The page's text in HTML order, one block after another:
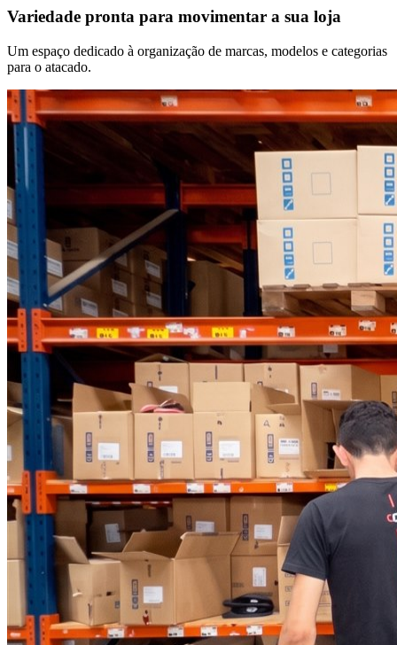
Variedade pronta para movimentar a sua loja
Um espaço dedicado à organização de marcas, modelos e categorias
para o atacado.